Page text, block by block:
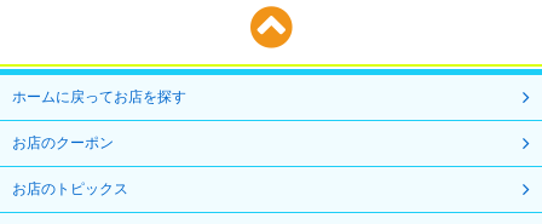
ホームに戻ってお店を探す
お店のクーポン
お店のトピックス